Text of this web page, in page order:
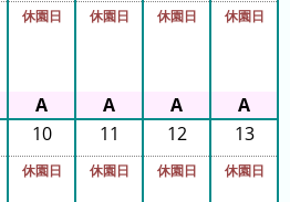
休園日 休園日 休園日 休園日
10
休園日
11
休園日
12
休園日
13
休園日